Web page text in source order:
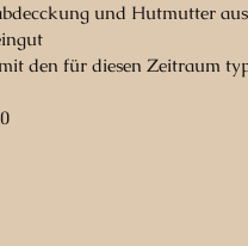
und Hutmutter
mit den für diesen Zeitraum